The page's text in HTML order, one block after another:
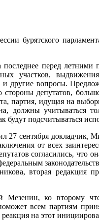
бурятского
перед летними
участков,
вопросы.
депутатов,
партия, идущая на
должны учитываться
будут подсчитываться
сентября докладчик,
от всех
согласились, что
вторая редакция
ко второму
всем партиям
на этот